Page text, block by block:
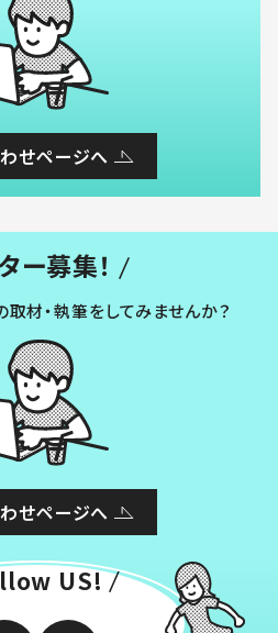
せページへ
ー募集！
取材・執筆をしてみませんか？
せページへ
US!